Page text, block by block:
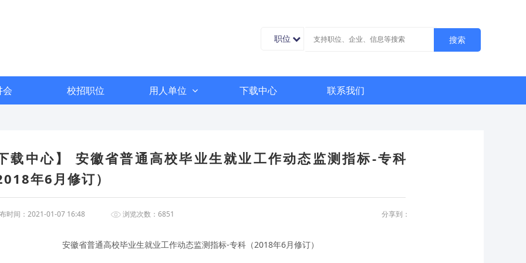
职位 搜索
会 校招职位 用人单位 下载中心 联系我们
载中心】 安徽省普通高校毕业生就业工作动态监测指标-专科
年6月修订）
时间：2021-01-07 16:48 浏览次数：6851 分享到：
安徽省普通高校毕业生就业工作动态监测指标-专科（2018年6月修订）